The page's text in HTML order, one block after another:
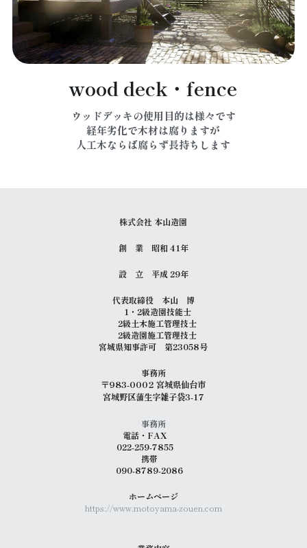
wood deck・fence
ウッドデッキの使用目的は様々です
経年劣化で木材は腐りますが
人工木ならば腐らず長持ちします
株式会社 本山造園
創　業　昭和 41年
設　立　平成 29年
代表取締役　本山　博
1・2級造園技能士
2級土木施工管理技士
2級造園施工管理技士
宮城県知事許可　第23058号
事務所
〒983-0002 宮城県仙台市
宮城野区蒲生字雑子袋3-17
事務所
電話・FAX
022-259-7855
携帯
090-8789-2086
ホームページ
https://www.motoyama-zouen.com